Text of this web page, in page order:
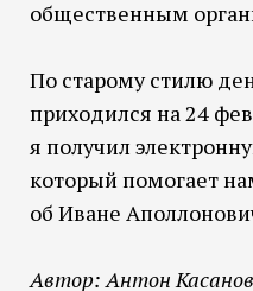
общественным
По старому стилю
приходился на 24
я получил
который помогает
об Иване
Автор: Антон Касанов